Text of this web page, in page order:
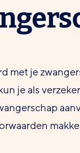
met je
je als